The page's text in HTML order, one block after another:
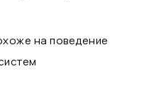
на поведение